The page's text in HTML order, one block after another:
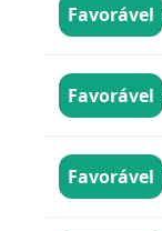
Favorável
Favorável
Favorável